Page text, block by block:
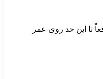
تا این حد روی عمر